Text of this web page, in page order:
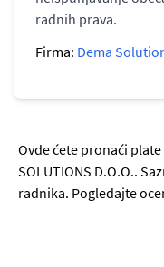
radnih prava.
Firma: Dema
Ovde ćete pronaći
SOLUTIONS D.O.O..
radnika. Pogledajte